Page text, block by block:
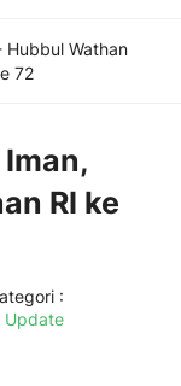
Hubbul Wathan
72
RI ke
:
Update